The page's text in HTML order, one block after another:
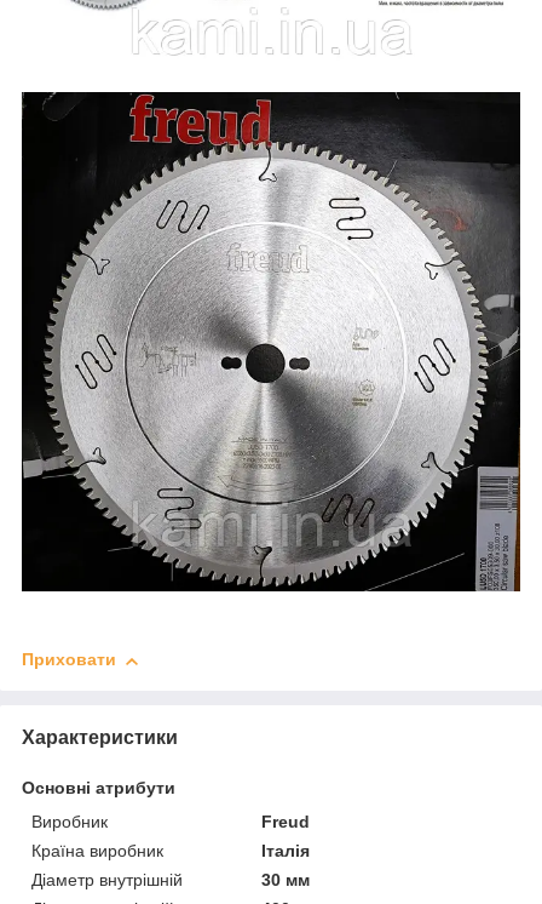
Приховати
Характеристики
Основні атрибути
Виробник
Freud
Країна виробник
Італія
Діаметр внутрішній
30 мм